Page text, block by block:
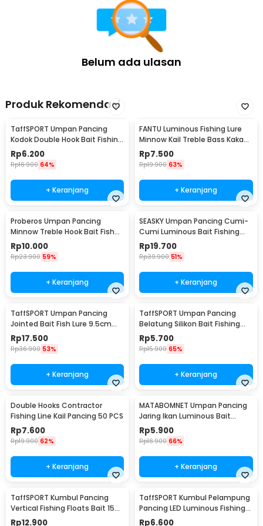
Belum ada ulasan
Produk Rekomendasi
TaffSPORT Umpan Pancing
Kodok Double Hook Bait Fishing
Lure 6cm - UMK01
Rp6.200
Rp16.900 64%
+ Keranjang
FANTU Luminous Fishing Lure
Minnow Kail Treble Bass Kakap
8.5cm 8g - LB
Rp7.500
Rp19.900 63%
+ Keranjang
Proberos Umpan Pancing
Minnow Treble Hook Bait Fish
Lure 11cm 1 PCS - PB333
Rp10.000
Rp23.900 59%
+ Keranjang
SEASKY Umpan Pancing Cumi-
Cumi Luminous Bait Fishing
Lure 10cm 10 PCS
Rp19.700
Rp39.900 51%
+ Keranjang
TaffSPORT Umpan Pancing
Jointed Bait Fish Lure 9.5cm
20g 1 PCS - VSJ06-4
Rp17.500
Rp36.900 53%
+ Keranjang
TaffSPORT Umpan Pancing
Belatung Silikon Bait Fishing
Lure 2cm 50 PCS - WD-160
Rp5.700
Rp15.900 65%
+ Keranjang
Double Hooks Contractor
Fishing Line Kail Pancing 50 PCS
Rp7.600
Rp19.900 62%
+ Keranjang
MATABOMNET Umpan Pancing
Jaring Ikan Luminous Bait
Fishing Lure 95 cm - 10118
Rp5.900
Rp16.900 66%
+ Keranjang
TaffSPORT Kumbul Pancing
Vertical Fishing Floats Bait 15
PCS - P0015
Rp12.900
TaffSPORT Kumbul Pelampung
Pancing LED Luminous Fishing
Float 2 PCS - NT-02
Rp6.600